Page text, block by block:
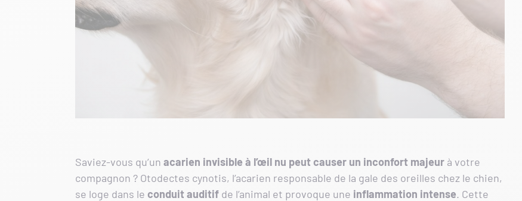
Saviez-vous qu’un acarien invisible à l’œil nu peut causer un inconfort majeur à votre
compagnon ? Otodectes cynotis, l’acarien responsable de la gale des oreilles chez le chien,
se loge dans le conduit auditif de l’animal et provoque une inflammation intense. Cette